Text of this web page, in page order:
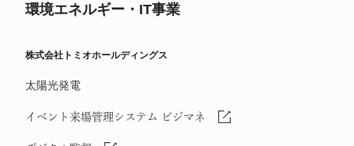
環境エネルギー・IT事業
株式会社トミオホールディングス
太陽光発電
イベント来場管理システム ビジマネ